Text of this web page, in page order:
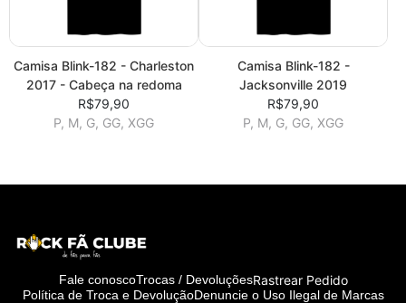
Camisa Blink-182 - Charleston
2017 - Cabeça na redoma
R$79,90
P, M, G, GG, XGG
Camisa Blink-182 -
Jacksonville 2019
R$79,90
P, M, G, GG, XGG
Fale conoscoTrocas / DevoluçõesRastrear Pedido
Política de Troca e DevoluçãoDenuncie o Uso Ilegal de Marcas